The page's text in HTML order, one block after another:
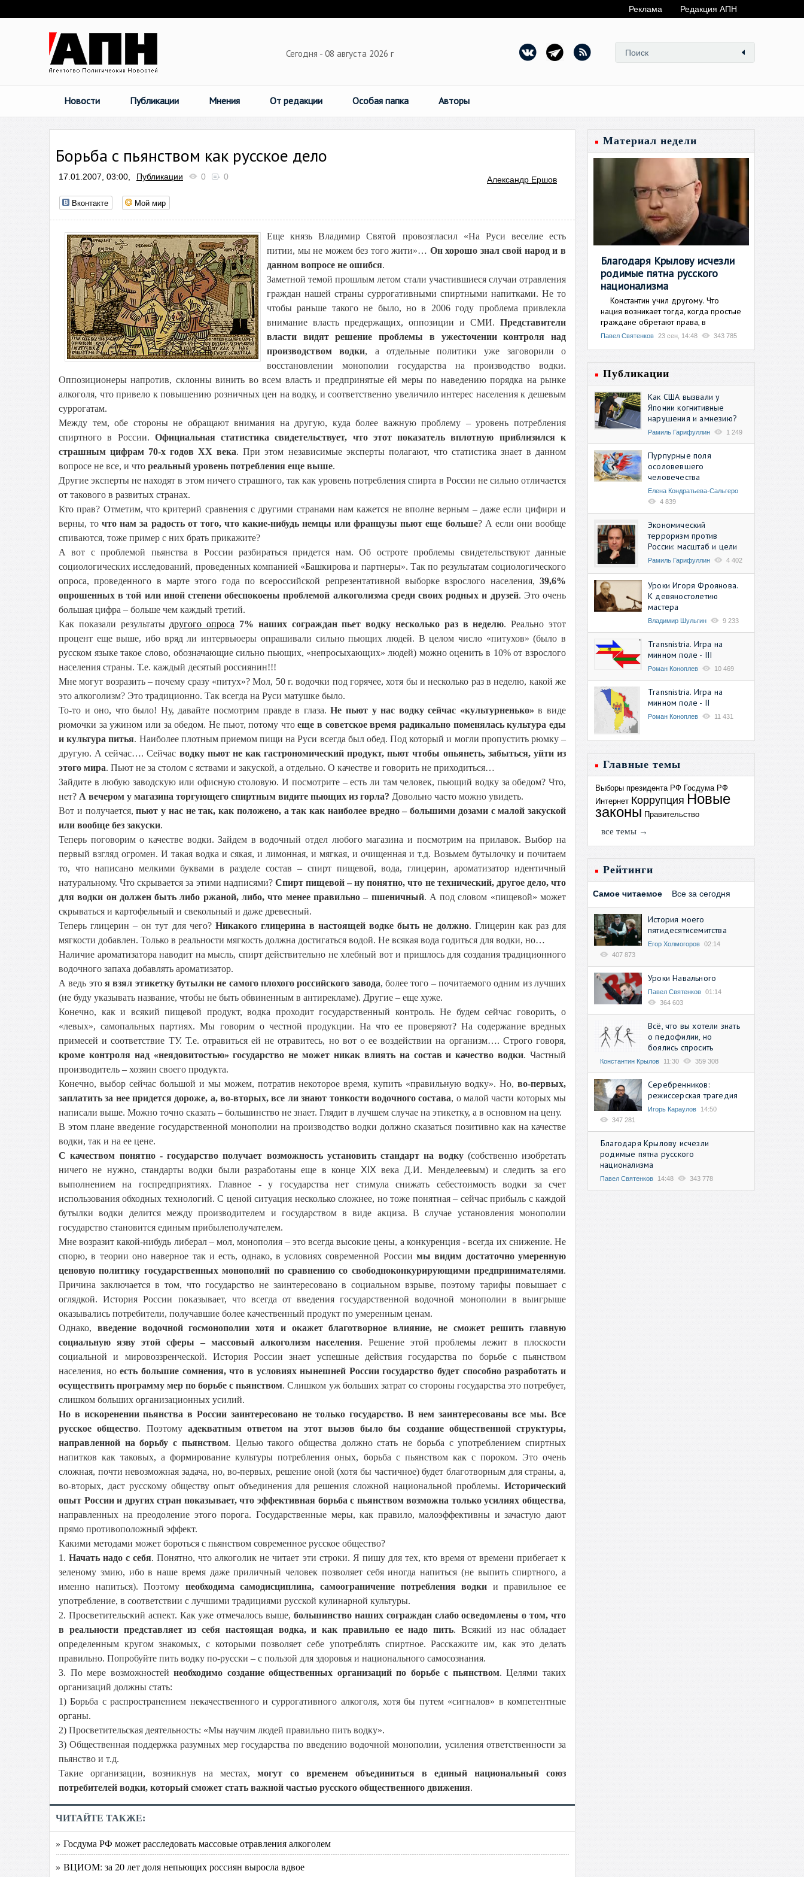
Реклама Редакция АПН
Сегодня - 08 августа 2026 г
Новости Публикации Мнения От редакции Особая папка Авторы
Борьба с пьянством как русское дело
17.01.2007, 03:00, Публикации 0 0 Александр Ершов
Вконтакте Мой мир
Еще князь Владимир Святой провозгласил «На Руси веселие есть
питии, мы не можем без того жити»… Он хорошо знал свой народ и в
данном вопросе не ошибся.
Заметной темой прошлым летом стали участившиеся случаи отравления
граждан нашей страны суррогативными спиртными напитками. Не то
чтобы раньше такого не было, но в 2006 году проблема привлекла
внимание власть предержащих, оппозиции и СМИ. Представители
власти видят решение проблемы в ужесточении контроля над
производством водки, а отдельные политики уже заговорили о
восстановлении монополии государства на производство водки.
Оппозиционеры напротив, склонны винить во всем власть и предпринятые ей меры по наведению порядка на рынке
алкоголя, что привело к повышению розничных цен на водку, и соответственно увеличило интерес населения к дешевым
суррогатам.
Между тем, обе стороны не обращают внимания на другую, куда более важную проблему – уровень потребления
спиртного в России. Официальная статистика свидетельствует, что этот показатель вплотную приблизился к
страшным цифрам 70-х годов ХХ века. При этом независимые эксперты полагают, что статистика знает в данном
вопросе не все, и что реальный уровень потребления еще выше.
Другие эксперты не находят в этом ничего страшного, так как уровень потребления спирта в России не сильно отличается
от такового в развитых странах.
Кто прав? Отметим, что критерий сравнения с другими странами нам кажется не вполне верным – даже если цифири и
верны, точто нам за радость от того, что какие-нибудь немцы или французы пьют еще больше? А если они вообще
спиваются, тоже пример с них брать прикажите?
А вот с проблемой пьянства в России разбираться придется нам. Об остроте проблемы свидетельствуют данные
социологических исследований, проведенных компанией «Башкирова и партнеры». Так по результатам социологического
опроса, проведенного в марте этого года по всероссийской репрезентативной выборке взрослого населения, 39,6%
опрошенных в той или иной степени обеспокоены проблемой алкоголизма среди своих родных и друзей. Это очень
большая цифра – больше чем каждый третий.
Как показали результаты другого опроса 7% наших сограждан пьет водку несколько раз в неделю. Реально этот
процент еще выше, ибо вряд ли интервьюеры опрашивали сильно пьющих людей. В целом число «питухов» (было в
русском языке такое слово, обозначающие сильно пьющих, «непросыхающих» людей) можно оценить в 10% от взрослого
населения страны. Т.е. каждый десятый россиянин!!!
Мне могут возразить – почему сразу «питух»? Мол, 50 г. водочки под горячее, хотя бы и несколько раз в неделю, какой же
это алкоголизм? Это традиционно. Так всегда на Руси матушке было.
То-то и оно, что было! Ну, давайте посмотрим правде в глаза.Не пьют у нас водку сейчас «культурненько» в виде
рюмочки за ужином или за обедом. Не пьют, потому чтоеще в советское время радикально поменялась культура еды
и культура питья. Наиболее плотным приемом пищи на Руси всегда был обед. Под который и могли пропустить рюмку –
другую. А сейчас…. Сейчас водку пьют не как гастрономический продукт, пьют чтобы опьянеть, забыться, уйти из
этого мира. Пьют не за столом с яствами и закуской, а отдельно. О качестве и говорить не приходиться…
Зайдите в любую заводскую или офисную столовую. И посмотрите – есть ли там человек, пьющий водку за обедом? Что,
нет? А вечером у магазина торгующего спиртным видите пьющих из горла? Довольно часто можно увидеть.
Вот и получается,пьют у нас не так, как положено, а так как наиболее вредно – большими дозами с малой закуской
или вообще без закуски.
Теперь поговорим о качестве водки. Зайдем в водочный отдел любого магазина и посмотрим на прилавок. Выбор на
первый взгляд огромен. И такая водка и сякая, и лимонная, и мягкая, и очищенная и т.д. Возьмем бутылочку и почитаем
то, что написано мелкими буквами в разделе состав – спирт пищевой, вода, глицерин, ароматизатор идентичный
натуральному. Что скрывается за этими надписями? Спирт пищевой – ну понятно, что не технический, другое дело, что
для водки он должен быть либо ржаной, либо, что менее правильно – пшеничный. А под словом «пищевой» может
скрываться и картофельный и свекольный и даже древесный.
Теперь глицерин – он тут для чего? Никакого глицерина в настоящей водке быть не должно. Глицерин как раз для
мягкости добавлен. Только в реальности мягкость должна достигаться водой. Не всякая вода годиться для водки, но…
Наличие ароматизатора наводит на мысль, спирт действительно не хлебный вот и пришлось для создания традиционного
водочного запаха добавлять ароматизатор.
А ведь это я взял этикетку бутылки не самого плохого российского завода, более того – почитаемого одним из лучших
(не буду указывать название, чтобы не быть обвиненным в антирекламе). Другие – еще хуже.
Конечно, как и всякий пищевой продукт, водка проходит государственный контроль. Не будем сейчас говорить, о
«левых», самопальных партиях. Мы говорим о честной продукции. На что ее проверяют? На содержание вредных
примесей и соответствие ТУ. Т.е. отравиться ей не отравитесь, но вот о ее воздействии на организм…. Строго говоря,
кроме контроля над «неядовитостью» государство не может никак влиять на состав и качество водки. Частный
производитель – хозяин своего продукта.
Конечно, выбор сейчас большой и мы можем, потратив некоторое время, купить «правильную водку». Но, во-первых,
заплатить за нее придется дороже, а, во-вторых, все ли знают тонкости водочного состава, о малой части которых мы
написали выше. Можно точно сказать – большинство не знает. Глядит в лучшем случае на этикетку, а в основном на цену.
В этом плане введение государственной монополии на производство водки должно сказаться позитивно как на качестве
водки, так и на ее цене.
С качеством понятно - государство получает возможность установить стандарт на водку(собственно изобретать
ничего не нужно, стандарты водки были разработаны еще в конце XIX века Д.И. Менделеевым) и следить за его
выполнением на госпредприятиях. Главное - у государства нет стимула снижать себестоимость водки за счет
использования обходных технологий. С ценой ситуация несколько сложнее, но тоже понятная – сейчас прибыль с каждой
бутылки водки делится между производителем и государством в виде акциза. В случае установления монополии
государство становится единым прибылеполучателем.
Мне возразит какой-нибудь либерал – мол, монополия – это всегда высокие цены, а конкуренция - всегда их снижение. Не
спорю, в теории оно наверное так и есть, однако, в условиях современной Россиимы видим достаточно умеренную
ценовую политику государственных монополий по сравнению со свободноконкурирующими предпринимателями.
Причина заключается в том, что государство не заинтересовано в социальном взрыве, поэтому тарифы повышает с
оглядкой. История России показывает, что всегда от введения государственной водочной монополии в выигрыше
оказывались потребители, получавшие более качественный продукт по умеренным ценам.
Однако, введение водочной госмонополии хотя и окажет благотворное влияние, не сможет решить главную
социальную язву этой сферы – массовый алкоголизм населения. Решение этой проблемы лежит в плоскости
социальной и мировоззренческой. История России знает успешные действия государства по борьбе с пьянством
населения, ноесть большие сомнения, что в условиях нынешней России государство будет способно разработать и
осуществить программу мер по борьбе с пьянством. Слишком уж больших затрат со стороны государства это потребует,
слишком больших организационных усилий.
Но в искоренении пьянства в России заинтересовано не только государство. В нем заинтересованы все мы. Все
русское общество. Поэтому адекватным ответом на этот вызов было бы создание общественной структуры,
направленной на борьбу с пьянством. Целью такого общества должно стать не борьба с употреблением спиртных
напитков как таковых, а формирование культуры потребления оных, борьба с пьянством как с пороком. Это очень
сложная, почти невозможная задача, но, во-первых, решение оной (хотя бы частичное) будет благотворным для страны, а,
во-вторых, даст русскому обществу опыт объединения для решения сложной национальной проблемы. Исторический
опыт России и других стран показывает, что эффективная борьба с пьянством возможна только усилиях общества,
направленных на преодоление этого порога. Государственные меры, как правило, малоэффективны и зачастую дают
прямо противоположный эффект.
Какими методами может бороться с пьянством современное русское общество?
1.Начать надо с себя. Понятно, что алкоголик не читает эти строки. Я пишу для тех, кто время от времени прибегает к
зеленому змию, ибо в наше время даже приличный человек позволяет себя иногда напиться (не выпить спиртного, а
именно напиться). Поэтому необходима самодисциплина, самоограничение потребления водки и правильное ее
употребление, в соответствии с лучшими традициями русской кулинарной культуры.
2. Просветительский аспект. Как уже отмечалось выше, большинство наших сограждан слабо осведомлены о том, что
в реальности представляет из себя настоящая водка, и как правильно ее надо пить. Всякий из нас обладает
определенным кругом знакомых, с которыми позволяет себе употреблять спиртное. Расскажите им, как это делать
правильно. Попробуйте пить водку по-русски – с пользой для здоровья и национального самосознания.
3. По мере возможностейнеобходимо создание общественных организаций по борьбе с пьянством. Целями таких
организаций должны стать:
1) Борьба с распространением некачественного и суррогативного алкоголя, хотя бы путем «сигналов» в компетентные
органы.
2) Просветительская деятельность: «Мы научим людей правильно пить водку».
3) Общественная поддержка разумных мер государства по введению водочной монополии, усиления ответственности за
пьянство и т.д.
Такие организации, возникнув на местах,могут со временем объединиться в единый национальный союз
потребителей водки, который сможет стать важной частью русского общественного движения.
ЧИТАЙТЕ ТАКЖЕ:
» Госдума РФ может расследовать массовые отравления алкоголем
» ВЦИОМ: за 20 лет доля непьющих россиян выросла вдвое
Материал недели
Благодаря Крылову исчезли
родимые пятна русского
национализма
Константин учил другому. Что
нация возникает тогда, когда простые
граждане обретают права, в
Павел Святенков 23 сен, 14:48 343 785
Публикации
Как США вызвали у
Японии когнитивные
нарушения и амнезию?
Рамиль Гарифуллин 1 249
Пурпурные поля
осоловевшего
человечества
Елена Кондратьева-Сальгеро
4 839
Экономический
терроризм против
России: масштаб и цели
Рамиль Гарифуллин 4 402
Уроки Игоря Фроянова.
К девяностолетию
мастера
Владимир Шульгин 9 233
Transnistria. Игра на
минном поле - III
Роман Коноплев 10 469
Transnistria. Игра на
минном поле - II
Роман Коноплев 11 431
Главные темы
Выборы президента РФ Госдума РФ
Интернет Коррупция Новые
законы Правительство
все темы →
Рейтинги
Самое читаемое Все за сегодня
История моего
пятидесятисемитства
Егор Холмогоров 02:14
407 873
Уроки Навального
Павел Святенков 01:14
364 603
Всё, что вы хотели знать
о педофилии, но
боялись спросить
Константин Крылов 11:30 359 308
Серебренников:
режиссерская трагедия
Игорь Караулов
14:50
347 281
Благодаря Крылову исчезли
родимые пятна русского
национализма
Павел Святенков 14:48 343 778